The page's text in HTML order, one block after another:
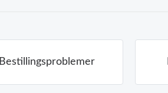
Bestillingsproblemer